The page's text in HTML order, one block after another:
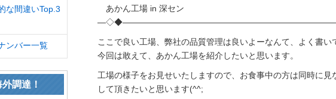
あかん工場 in 深セン
ここで良い工場、弊社の品質管理は良いよーなんて、よく書い
今回は敢えて、あかん工場を紹介したいと思います。
工場の様子をお見せいたしますので、お食事中の方は同時に見
して頂きたいと思います(^^;
な間違いTop.3
ンバー一覧
調達！